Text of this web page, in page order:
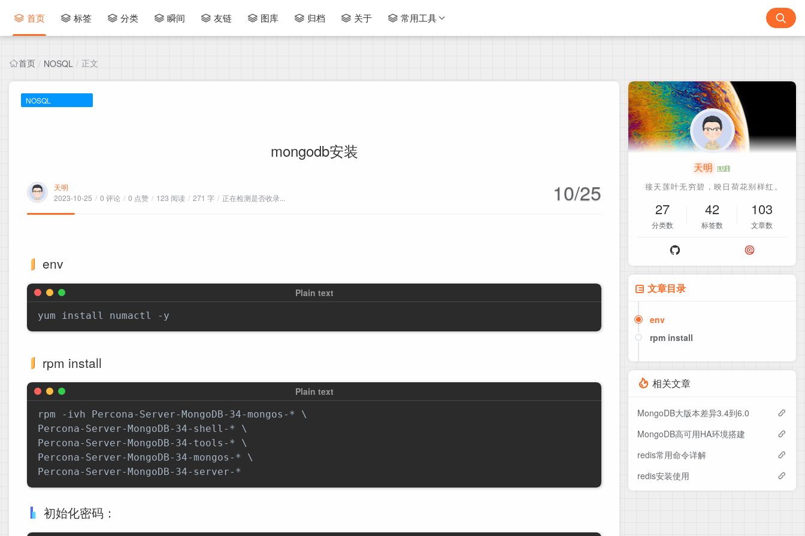
首页 标签 分类 瞬间 友链 图库 归档 关于 常用工具
首页 / NOSQL / 正文
NOSQL
mongodb安装
天明
2023-10-25 / 0 评论 / 0 点赞 / 123 阅读 / 271 字 / 正在检测是否收录... 10/25
env
rpm install
rpm -ivh Percona-Server-MongoDB-34-mongos-* \
Percona-Server-MongoDB-34-shell-* \
Percona-Server-MongoDB-34-tools-* \
Percona-Server-MongoDB-34-mongos-* \
初始化密码：
天明
27
分类数
42
标签数
103
文章数
文章目录
env
rpm install
uri链接
相关文章
MongoDB大版本差异3.4到6.0
MongoDB高可用HA环境搭建
redis常用命令详解
redis安装使用